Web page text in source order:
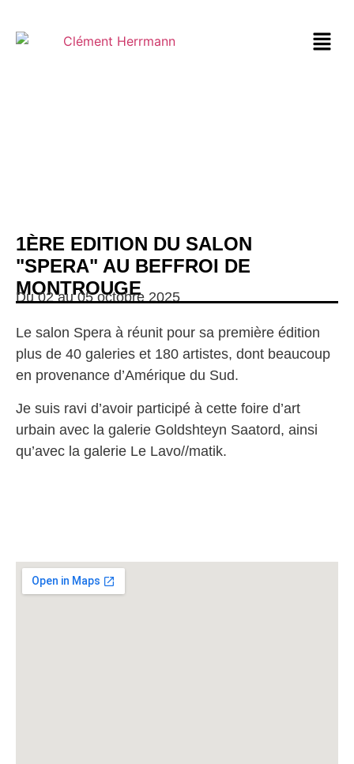
1ÈRE EDITION DU SALON
"SPERA" AU BEFFROI DE
MONTROUGE
Du 02 au 05 octobre 2025
Le salon Spera à réunit pour sa première édition
plus de 40 galeries et 180 artistes, dont beaucoup
en provenance d’Amérique du Sud.
Je suis ravi d’avoir participé à cette foire d’art
urbain avec la galerie Goldshteyn Saatord, ainsi
qu’avec la galerie Le Lavo//matik.